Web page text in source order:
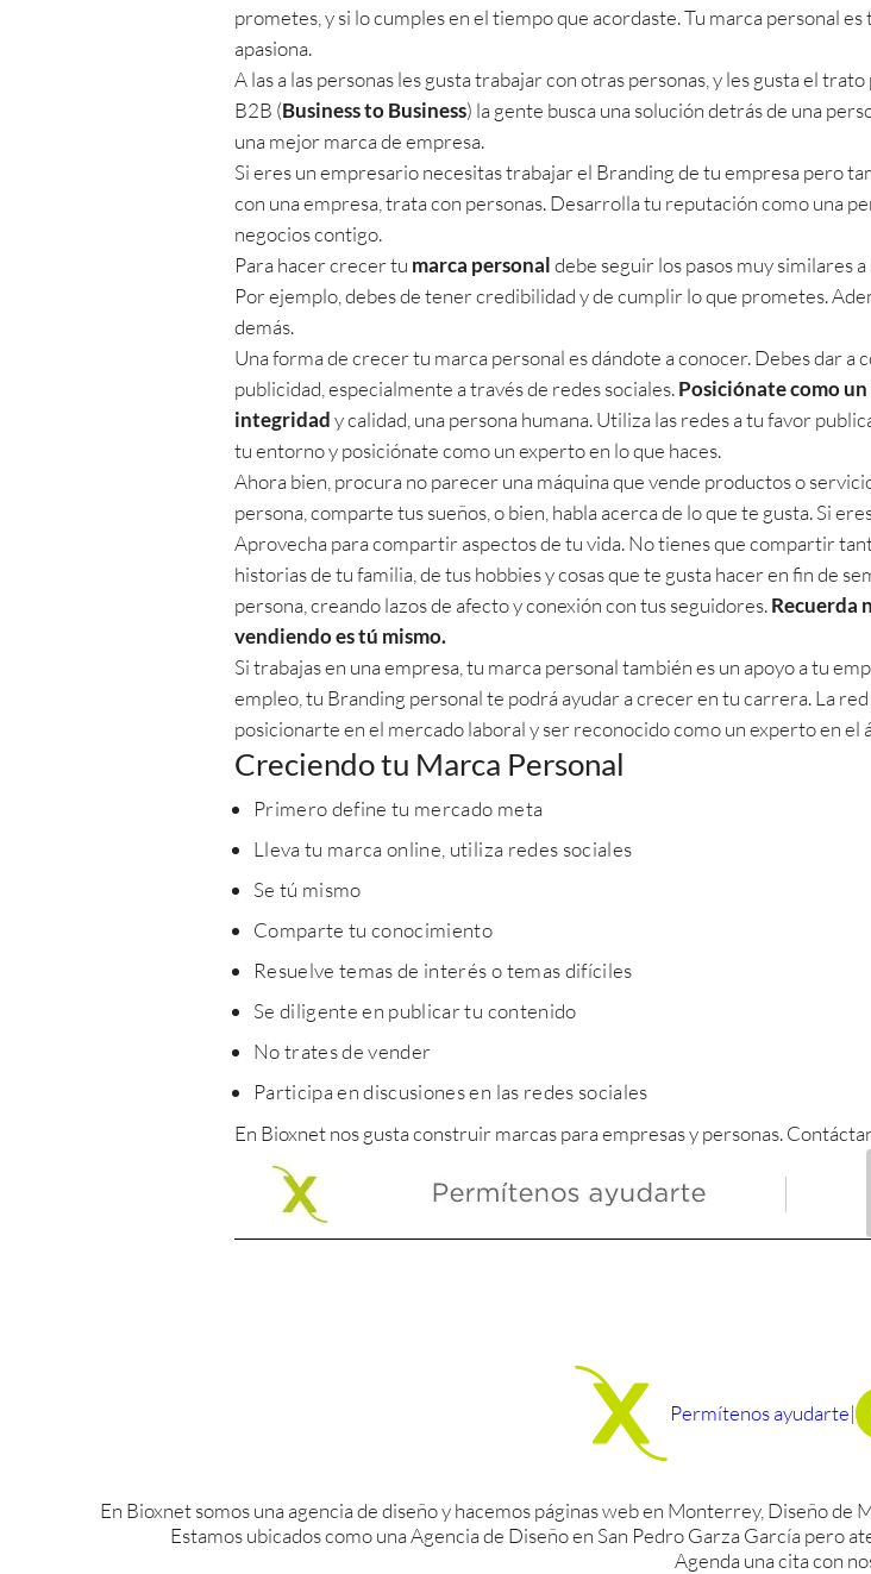
prometes, y si lo cumples en el tiempo que acordaste. Tu marca personal
apasiona.
A las a las personas les gusta trabajar con otras personas, y les gusta el
B2B (Business to Business) la gente busca una solución detrás de una
una mejor marca de empresa.
Si eres un empresario necesitas trabajar el Branding de tu empresa pero
con una empresa, trata con personas. Desarrolla tu reputación como una
negocios contigo.
Para hacer crecer tu marca personaldebe seguir los pasos muy similares
Por ejemplo, debes de tener credibilidad y de cumplir lo que prometes.
demás.
Una forma de crecer tu marca personal es dándote a conocer. Debes dar a
publicidad, especialmente a través de redes sociales.Posiciónate como
integridady calidad, una persona humana. Utiliza las redes a tu favor
tu entorno y posiciónate como un experto en lo que haces.
Ahora bien, procura no parecer una máquina que vende productos o
persona, comparte tus sueños, o bien, habla acerca de lo que te gusta. Si
Aprovecha para compartir aspectos de tu vida. No tienes que compartir
historias de tu familia, de tus hobbies y cosas que te gusta hacer en fin de
persona, creando lazos de afecto y conexión con tus seguidores.Recuerda
vendiendo es tú mismo.
Si trabajas en una empresa, tu marca personal también es un apoyo a tu
empleo, tu Branding personal te podrá ayudar a crecer en tu carrera. La
posicionarte en el mercado laboral y ser reconocido como un experto en el
Creciendo tu Marca Personal
Primero define tu mercado meta
Lleva tu marca online, utiliza redes sociales
Se tú mismo
Comparte tu conocimiento
Resuelve temas de interés o temas difíciles
Se diligente en publicar tu contenido
No trates de vender
Participa en discusiones en las redes sociales
En Bioxnet nos gusta construir marcas para empresas y personas.
Permítenos ayudarte|
En Bioxnet somos una agencia de diseño y hacemos páginas web en Monterrey, Diseño
Estamos ubicados como una Agencia de Diseño en San Pedro Garza García pero
Agenda una cita con